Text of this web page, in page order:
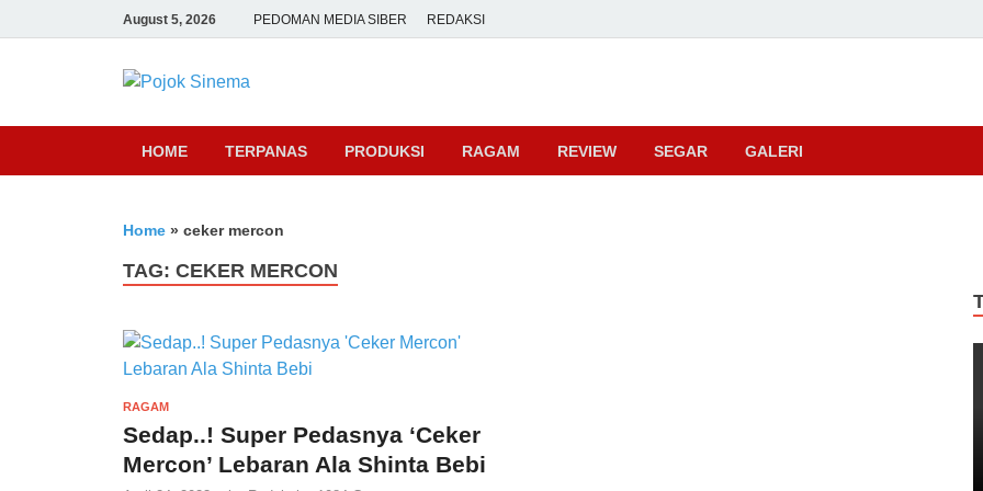
August 5, 2026 PEDOMAN MEDIA SIBER REDAKSI
Pojok Sinema
HOME TERPANAS PRODUKSI RAGAM REVIEW SEGAR GALERI
Home » ceker mercon
TAG: CEKER MERCON
RAGAM
Sedap..! Super Pedasnya ‘Ceker
Mercon’ Lebaran Ala Shinta Bebi